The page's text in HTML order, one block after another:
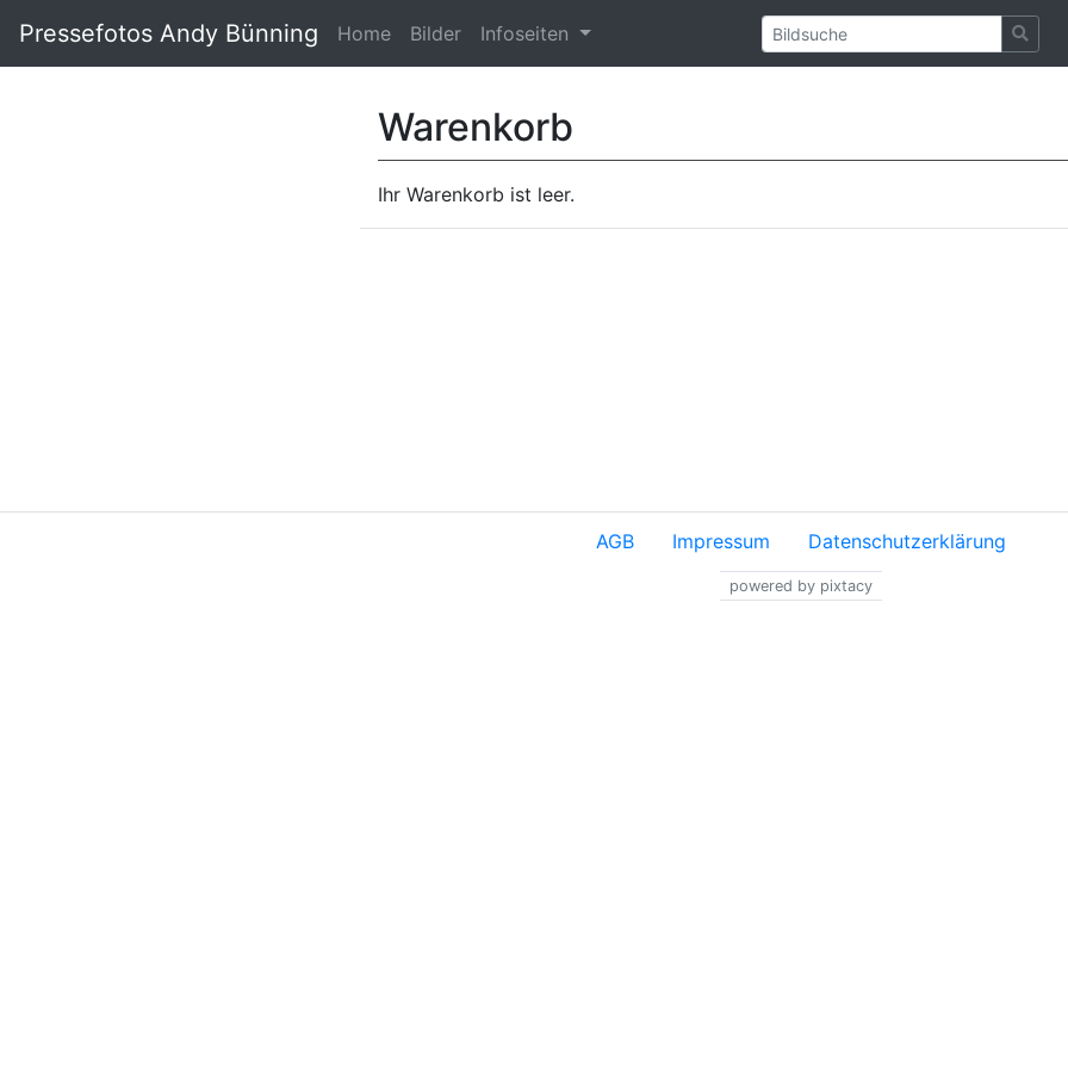
Pressefotos Andy Bünning Home Bilder Infoseiten
Warenkorb
Ihr Warenkorb ist leer.
AGB Impressum Datenschutzerklärung
powered by pixtacy